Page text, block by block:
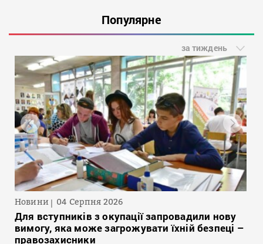
Популярне
за тиждень
Новини 04 Серпня 2026
Для вступників з окупації запровадили нову
вимогу, яка може загрожувати їхній безпеці –
правозахисники